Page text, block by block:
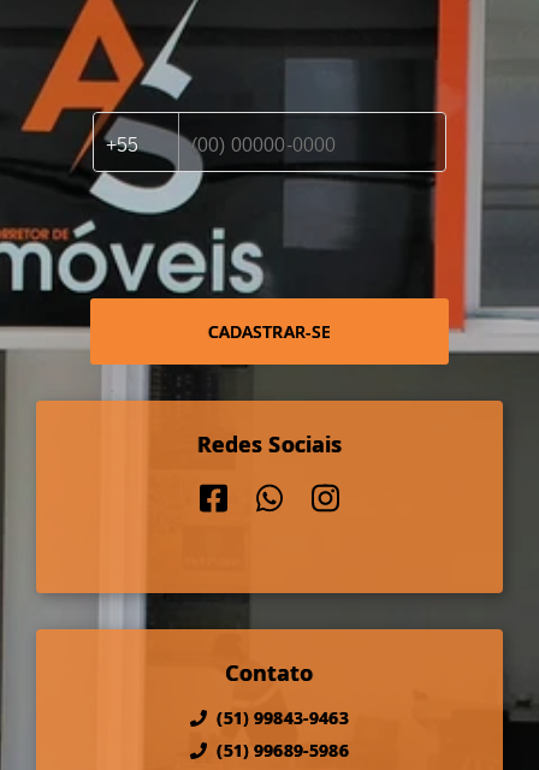
CADASTRAR-SE
Redes Sociais
Contato
(51) 99843-9463
(51) 99689-5986